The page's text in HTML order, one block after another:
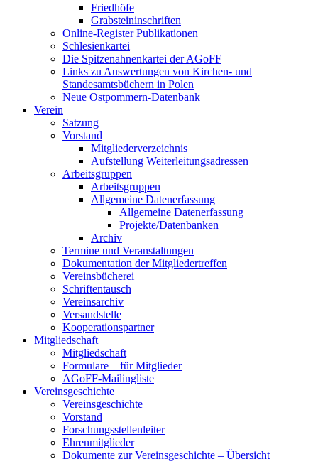
Friedhöfe
Grabsteininschriften
Online-Register Publikationen
Schlesienkartei
Die Spitzenahnenkartei der AGoFF
Links zu Auswertungen von Kirchen- und
Standesamtsbüchern in Polen
Neue Ostpommern-Datenbank
Verein
Satzung
Vorstand
Mitgliederverzeichnis
Aufstellung Weiterleitungsadressen
Arbeitsgruppen
Arbeitsgruppen
Allgemeine Datenerfassung
Allgemeine Datenerfassung
Projekte/Datenbanken
Archiv
Termine und Veranstaltungen
Dokumentation der Mitgliedertreffen
Vereinsbücherei
Schriftentausch
Vereinsarchiv
Versandstelle
Kooperationspartner
Mitgliedschaft
Mitgliedschaft
Formulare – für Mitglieder
AGoFF-Mailingliste
Vereinsgeschichte
Vereinsgeschichte
Vorstand
Forschungsstellenleiter
Ehrenmitglieder
Dokumente zur Vereinsgeschichte – Übersicht